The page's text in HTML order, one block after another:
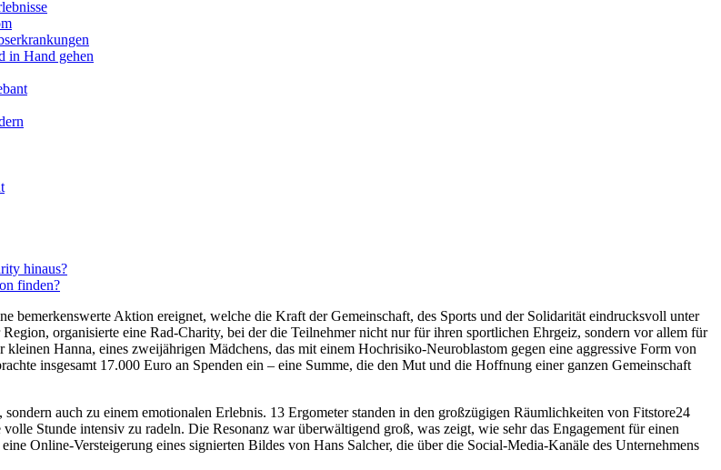
in Hand gehen
hinaus?
finden?
bemerkenswerte Aktion ereignet, welche die Kraft der Gemeinschaft, des Sports und der Solidarität eindrucksvoll unter
organisierte eine Rad-Charity, bei der die Teilnehmer nicht nur für ihren sportlichen Ehrgeiz, sondern vor allem für
Hanna, eines zweijährigen Mädchens, das mit einem Hochrisiko-Neuroblastom gegen eine aggressive Form von
insgesamt 17.000 Euro an Spenden ein – eine Summe, die den Mut und die Hoffnung einer ganzen Gemeinschaft
auch zu einem emotionalen Erlebnis. 13 Ergometer standen in den großzügigen Räumlichkeiten von Fitstore24
Stunde intensiv zu radeln. Die Resonanz war überwältigend groß, was zeigt, wie sehr das Engagement für einen
Online-Versteigerung eines signierten Bildes von Hans Salcher, die über die Social-Media-Kanäle des Unternehmens